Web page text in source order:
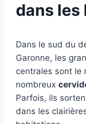
dans les
Dans le sud du
Garonne, les
centrales sont le
nombreux
Parfois, ils
dans les